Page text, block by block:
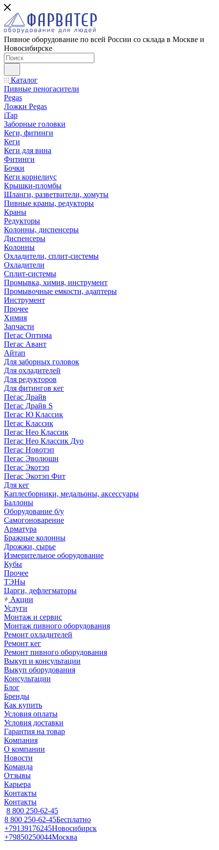
Пивное оборудование по всей России со склада в Москве и
Новосибирске
Каталог
Пивные пеногасители
Pegas
Ложки Pegas
iTap
Заборные головки
Кеги, фитинги
Кеги
Кеги для вина
Фитинги
Бочки
Кеги корнелиус
Крышки-пломбы
Шланги, разветвители, хомуты
Пивные краны, редукторы
Краны
Редукторы
Колонны, диспенсеры
Диспенсеры
Колонны
Охладители, сплит-системы
Охладители
Сплит-системы
Промывка, химия, инструмент
Промывочные емкости, адаптеры
Инструмент
Прочее
Химия
Запчасти
Пегас Оптима
Пегас Авант
Айтап
Для заборных головок
Для охладителей
Для редукторов
Для фитингов кег
Пегас Драйв
Пегас Драйв S
Пегас Ю Классик
Пегас Классик
Пегас Нео Классик
Пегас Нео Классик Дуо
Пегас Новотэп
Пегас Эволюшн
Пегас Экотэп
Пегас Экотэп Фит
Для кег
Каплесборники, медальоны, аксессуары
Баллоны
Оборудование б/у
Самогоноварение
Арматура
Бражные колонны
Дрожжи, сырье
Измерительное оборудование
Кубы
Прочее
ТЭНы
Царги, дефлегматоры
Акции
Услуги
Монтаж и сервис
Монтаж пивного оборудования
Ремонт охладителей
Ремонт кег
Ремонт пивного оборудования
Выкуп и консультации
Выкуп оборудования
Консультации
Блог
Бренды
Как купить
Условия оплаты
Условия доставки
Гарантия на товар
Компания
О компании
Новости
Команда
Отзывы
Карьера
Контакты
Контакты
8 800 250-62-45
8 800 250-62-45Бесплатно
+79139176245Новосибирск
+79850250044Москва